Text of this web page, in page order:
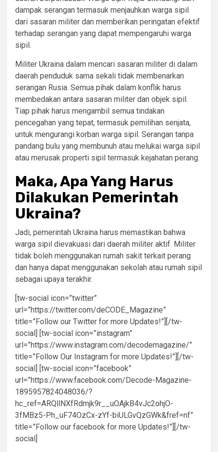
dampak serangan termasuk menjauhkan warga sipil
dari sasaran militer dan memberikan peringatan efektif
terhadap serangan yang dapat mempengaruhi warga
sipil.
Militer Ukraina dalam mencari sasaran militer di dalam
daerah penduduk sama sekali tidak membenarkan
serangan Rusia. Semua pihak dalam konflik harus
membedakan antara sasaran militer dan objek sipil.
Tiap pihak harus mengambil semua tindakan
pencegahan yang tepat, termasuk pemilihan senjata,
untuk mengurangi korban warga sipil. Serangan tanpa
pandang bulu yang membunuh atau melukai warga sipil
atau merusak properti sipil termasuk kejahatan perang.
Maka, Apa Yang Harus
Dilakukan Pemerintah
Ukraina?
Jadi, pemerintah Ukraina harus memastikan bahwa
warga sipil dievakuasi dari daerah militer aktif. Militer
tidak boleh menggunakan rumah sakit terkait perang
dan hanya dapat menggunakan sekolah atau rumah sipil
sebagai upaya terakhir.
[tw-social icon=”twitter”
url=”https://twitter.com/deCODE_Magazine”
title=”Follow our Twitter for more Updates!”][/tw-
social] [tw-social icon=”instagram”
url=”https://www.instagram.com/decodemagazine/”
title=”Follow Our Instagram for more Updates!”][/tw-
social] [tw-social icon=”facebook”
url=”https://www.facebook.com/Decode-Magazine-
1895957824048036/?
hc_ref=ARQllNXfRdmjk9r__uOAjkB4vJc2ohjO-
3fMBz5-Ph_uF74OzCx-zYf-biULGvQzGWk&fref=nf”
title=”Follow our facebook for more Updates!”][/tw-
social]